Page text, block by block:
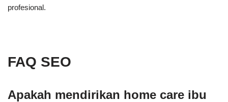
profesional.
FAQ SEO
Apakah mendirikan home care ibu